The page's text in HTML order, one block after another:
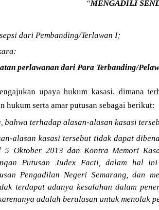
“MENGADILI
dari Pembanding/Terlawan I;
perlawanan dari Para Terbanding/
upaya hukum kasasi, dimana
hukum serta amar putusan sebagai berikut:
bahwa terhadap alasan-alasan kasasi
alasan kasasi tersebut tidak dapat
5 Oktober 2013 dan Kontra Memori
Putusan Judex Facti, dalam hal
Pengadilan Negeri Semarang, dan
terdapat adanya kesalahan dalam
adalah beralasan untuk menolak